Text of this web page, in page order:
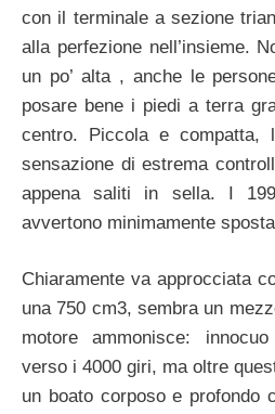
con il terminale a sezione
alla perfezione nell’insieme.
un po’ alta , anche le
posare bene i piedi a terra
centro. Piccola e compatta,
sensazione di estrema
appena saliti in sella. I
avvertono minimamente
Chiaramente va approcciata
una 750 cm3, sembra un
motore ammonisce:
verso i 4000 giri, ma oltre
un boato corposo e profondo